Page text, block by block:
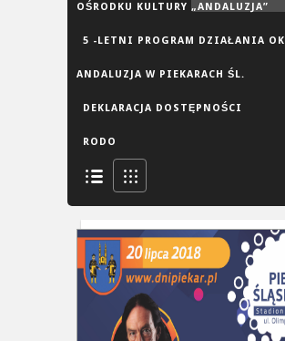
OŚRODKU KULTURY „ANDALUZJA”
5 -LETNI PROGRAM DZIAŁANIA OK
ANDALUZJA W PIEKARACH ŚL.
DEKLARACJA DOSTĘPNOŚCI
RODO